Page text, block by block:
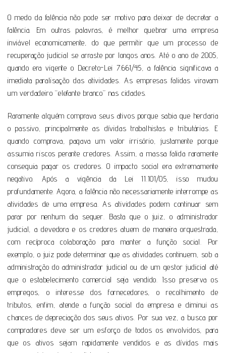
O medo da falência não pode ser motivo para deixar de decretar a
falência. Em outras palavras, é melhor quebrar uma empresa
inviável economicamente, do que permitir que um processo de
recuperação judicial se arraste por longos anos. Até o ano de 2005,
quando era vigente o Decreto-Lei 7.661/45, a falência significava a
imediata paralisação das atividades. As empresas falidas viravam
um verdadeiro “elefante branco” nas cidades.
Raramente alguém comprava seus ativos porque sabia que herdaria
o passivo, principalmente as dívidas trabalhistas e tributárias. E
quando comprava, pagava um valor irrisório, justamente porque
assumia riscos perante credores. Assim, a massa falida raramente
conseguia pagar os credores. O impacto social era extremamente
negativo. Após a vigência da Lei 11.101/05, isso mudou
profundamente. Agora, a falência não necessariamente interrompe as
atividades de uma empresa. As atividades podem continuar sem
parar por nenhum dia sequer. Basta que o juiz, o administrador
judicial, a devedora e os credores atuem de maneira orquestrada,
com recíproca colaboração para manter a função social. Por
exemplo, o juiz pode determinar que as atividades continuem, sob a
administração do administrador judicial ou de um gestor judicial até
que o estabelecimento comercial seja vendido. Isso preserva os
empregos, o interesse dos fornecedores, o recolhimento de
tributos, enfim, atende a função social da empresa e diminui as
chances de depreciação dos seus ativos. Por sua vez, a busca por
compradores deve ser um esforço de todos os envolvidos, para
que os ativos sejam rapidamente vendidos e as dívidas mais